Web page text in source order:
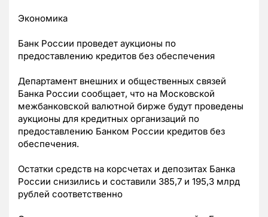
Экономика
Банк России проведет аукционы по
предоставлению кредитов без обеспечения
Департамент внешних и общественных связей
Банка России сообщает, что на Московской
межбанковской валютной бирже будут проведены
аукционы для кредитных организаций по
предоставлению Банком России кредитов без
обеспечения.
Остатки средств на корсчетах и депозитах Банка
России снизились и составили 385,7 и 195,3 млрд
рублей соответственно